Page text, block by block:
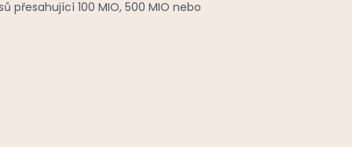
přesahující 100 MIO, 500 MIO nebo